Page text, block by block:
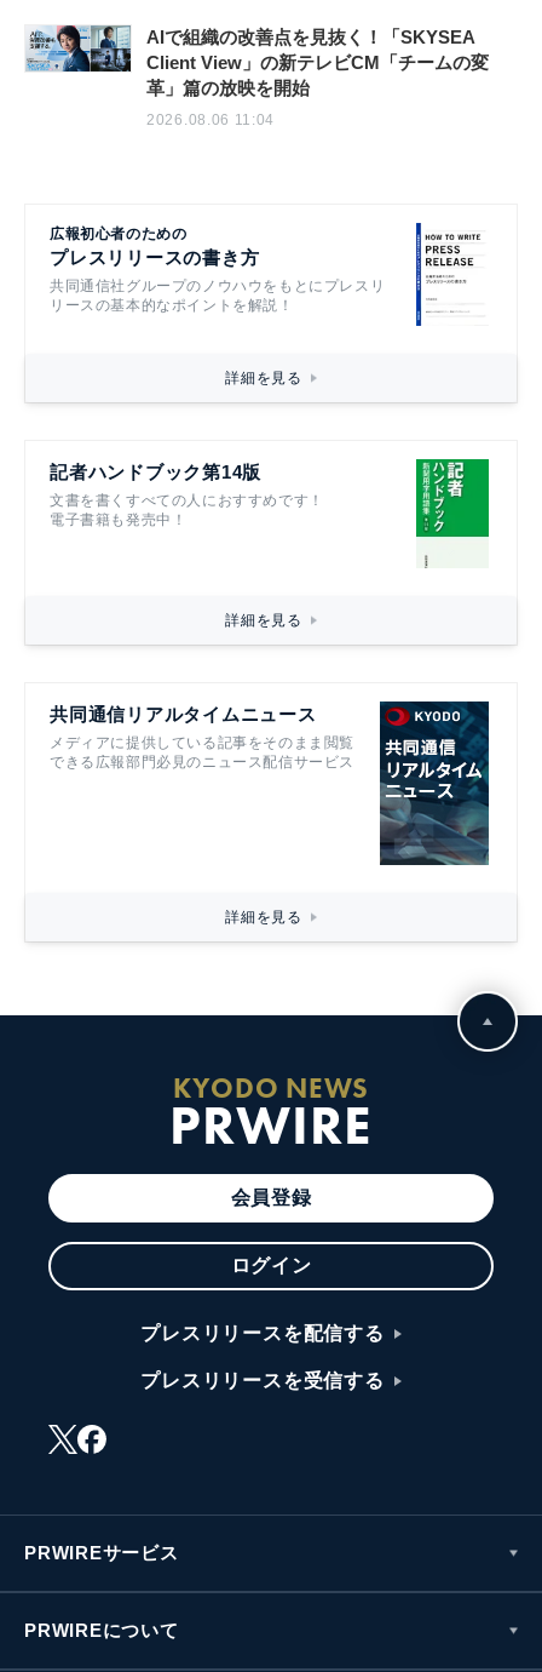
AIで組織の改善点を見抜く！「SKYSEA
Client View」の新テレビCM「チームの変
革」篇の放映を開始
2026.08.06 11:04
広報初心者のための
プレスリリースの書き方
共同通信社グループのノウハウをもとにプレスリ
リースの基本的なポイントを解説！
詳細を見る
記者ハンドブック第14版
文書を書くすべての人におすすめです！
電子書籍も発売中！
詳細を見る
共同通信リアルタイムニュース
メディアに提供している記事をそのまま閲覧
できる広報部門必見のニュース配信サービス
詳細を見る
KYODO NEWS
PRWIRE
会員登録
ログイン
プレスリリースを配信する
プレスリリースを受信する
PRWIREサービス
PRWIREについて